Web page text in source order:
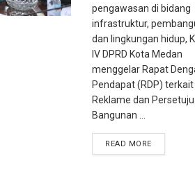
pengawasan di bidang
infrastruktur,
dan lingkungan hidup,
IV DPRD Kota Medan
menggelar Rapat
Pendapat (RDP) terkait
Reklame dan
Bangunan ...
READ MORE